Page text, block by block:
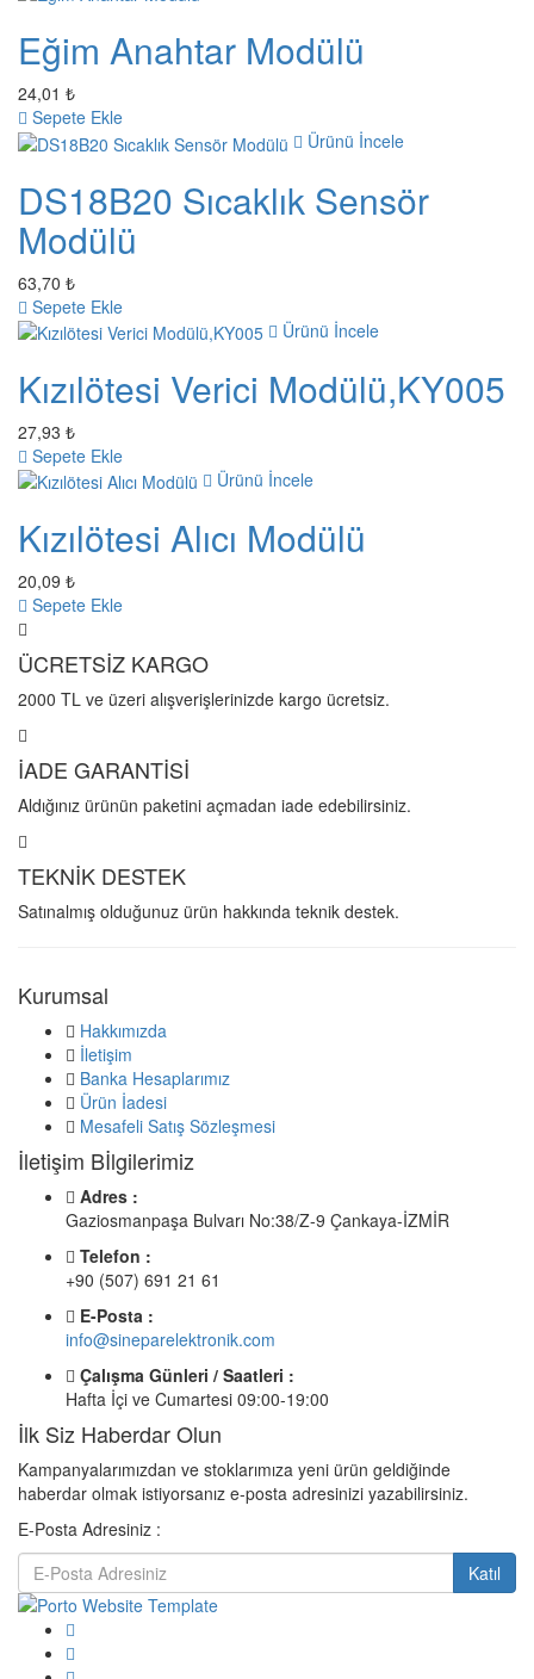
Eğim Anahtar Modülü
24,01 ₺
Sepete Ekle
Ürünü İncele
DS18B20 Sıcaklık Sensör
Modülü
63,70 ₺
Sepete Ekle
Ürünü İncele
Kızılötesi Verici Modülü,KY005
27,93 ₺
Sepete Ekle
Ürünü İncele
Kızılötesi Alıcı Modülü
20,09 ₺
Sepete Ekle
ÜCRETSİZ KARGO
2000 TL ve üzeri alışverişlerinizde kargo ücretsiz.
İADE GARANTİSİ
Aldığınız ürünün paketini açmadan iade edebilirsiniz.
TEKNİK DESTEK
Satınalmış olduğunuz ürün hakkında teknik destek.
Kurumsal
Hakkımızda
İletişim
Banka Hesaplarımız
Ürün İadesi
Mesafeli Satış Sözleşmesi
İletişim Bİlgilerimiz
Adres :
Gaziosmanpaşa Bulvarı No:38/Z-9 Çankaya-İZMİR
Telefon :
+90 (507) 691 21 61
E-Posta :
info@sineparelektronik.com
Çalışma Günleri / Saatleri :
Hafta İçi ve Cumartesi 09:00-19:00
İlk Siz Haberdar Olun
Kampanyalarımızdan ve stoklarımıza yeni ürün geldiğinde
haberdar olmak istiyorsanız e-posta adresinizi yazabilirsiniz.
E-Posta Adresiniz :
Katıl